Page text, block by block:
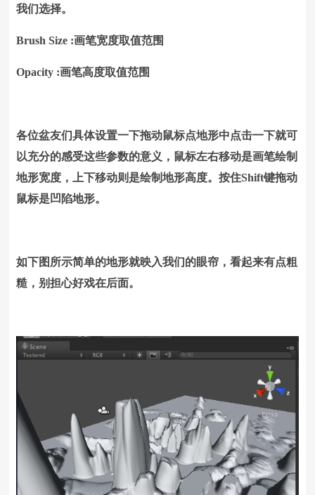
我们选择。
Brush Size :画笔宽度取值范围
Opacity :画笔高度取值范围
各位盆友们具体设置一下拖动鼠标点地形中点击一下就可
以充分的感受这些参数的意义，鼠标左右移动是画笔绘制
地形宽度，上下移动则是绘制地形高度。按住Shift键拖动
鼠标是凹陷地形。
如下图所示简单的地形就映入我们的眼帘，看起来有点粗
糙，别担心好戏在后面。